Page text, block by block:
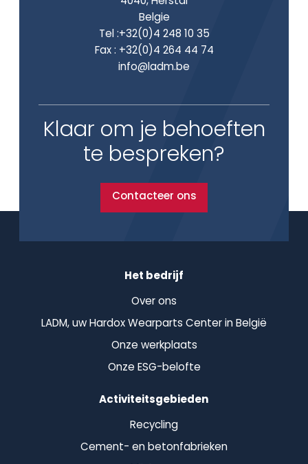
Belgie
Tel :+32(0)4 248 10 35
Fax : +32(0)4 264 44 74
info@ladm.be
Klaar om je behoeften
te bespreken?
Contacteer ons
Het bedrijf
Over ons
LADM, uw Hardox Wearparts Center in België
Onze werkplaats
Onze ESG-belofte
Activiteitsgebieden
Recycling
Cement- en betonfabrieken